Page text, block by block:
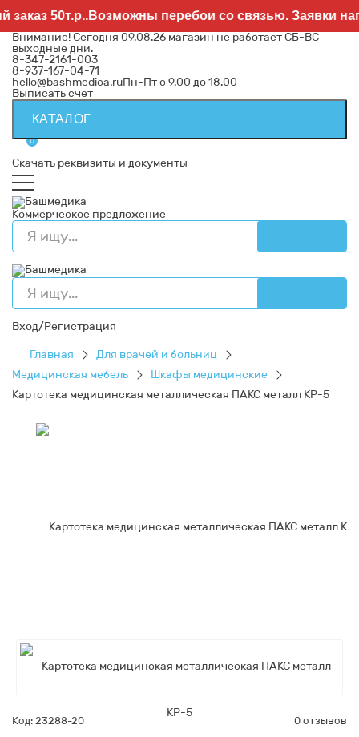
50т.р..Возможны перебои со связью. Заявки
Внимание! Сегодня 09.08.26 магазин не работает СБ-ВС
выходные дни.
8-347-2161-003
8-937-167-04-71
hello@bashmedica.ruПн-Пт с 9.00 до 18.00
Выписать счет
КАТАЛОГ
0
Скачать реквизиты и документы
Коммерческое предложение
Вход/Регистрация
Главная
Для врачей и больниц
Медицинская мебель
Шкафы медицинские
Картотека медицинская металлическая ПАКС металл КР-5
Код: 23288-20 0 отзывов